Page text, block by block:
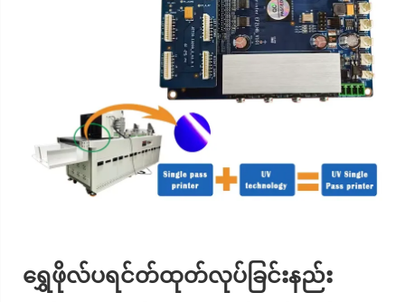
ရွှေဖိုလ်ပရင်တ်ထုတ်လုပ်ခြင်းနည်း